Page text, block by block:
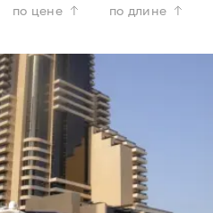
по цене по длине